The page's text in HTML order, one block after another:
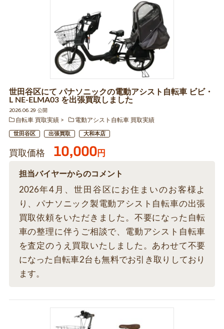
世田谷区にて パナソニックの電動アシスト自転車 ビビ・
L NE-ELMA03 を出張買取しました
2026.06.29 公開
自転車 買取実績
電動アシスト自転車 買取実績
世田谷区 出張買取 大和本店
買取価格 10,000円
担当バイヤーからのコメント
2026年4月、世田谷区にお住まいのお客様よ
り、パナソニック製電動アシスト自転車の出張
買取依頼をいただきました。不要になった自転
車の整理に伴うご相談で、電動アシスト自転車
を査定のうえ買取いたしました。あわせて不要
になった自転車2台も無料でお引き取りしており
ます。